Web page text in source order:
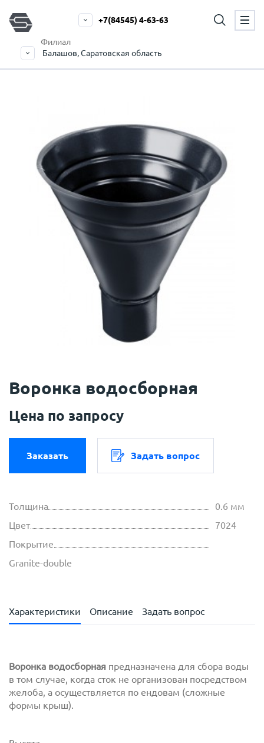
Филиал
Балашов, Саратовская область
+7(84545) 4-63-63
Воронка водосборная
Цена по запросу
Заказать Задать вопрос
Толщина
0.6 мм
Цвет
7024
Покрытие
Granite-double
Характеристики Описание Задать вопрос
Воронка водосборная предназначена для сбора воды
в том случае, когда сток не организован посредством
желоба, а осуществляется по ендовам (сложные
формы крыш).